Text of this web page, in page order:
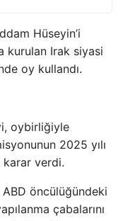
Hüseyin’i
kurulan Irak siyasi
oy kullandı.
oybirliğiyle
2025 yılı
verdi.
öncülüğündeki
çabalarını